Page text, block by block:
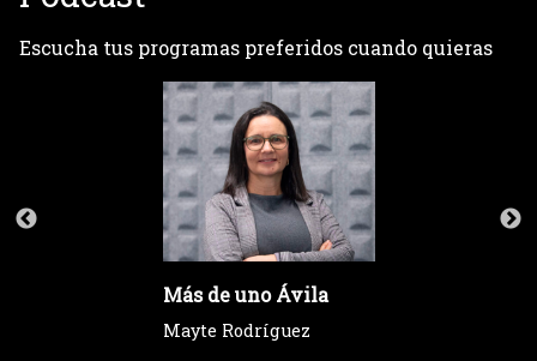
Escucha tus programas preferidos cuando quieras
Más de uno Ávila
Mayte Rodríguez